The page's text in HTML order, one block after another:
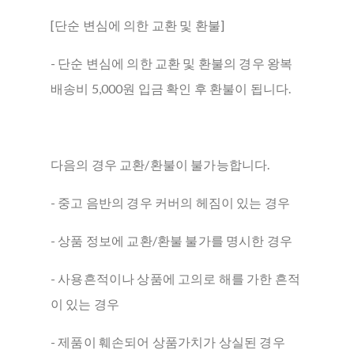
[단순 변심에 의한 교환 및 환불]
- 단순 변심에 의한 교환 및 환불의 경우 왕복
배송비 5,000원 입금 확인 후 환불이 됩니다.
다음의 경우 교환/환불이 불가능합니다.
- 중고 음반의 경우 커버의 헤짐이 있는 경우
- 상품 정보에 교환/환불 불가를 명시한 경우
- 사용흔적이나 상품에 고의로 해를 가한 흔적
이 있는 경우
- 제품이 훼손되어 상품가치가 상실된 경우